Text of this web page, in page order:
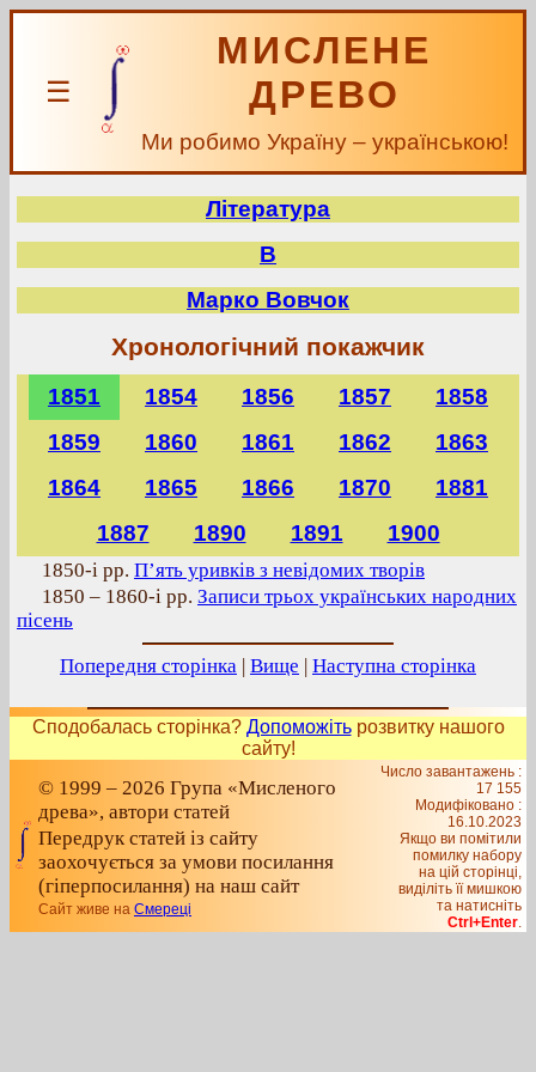
☰
МИСЛЕНЕ
ДРЕВО
Ми робимо Україну – українською!
Література
В
Марко Вовчок
Хронологічний покажчик
1851 1854 1856 1857
1858
1859
1860 1861 1862
1863
1864
1865 1866 1870
1881
1887
1890 1891 1900
1850-і рр. П’ять уривків з невідомих творів
1850 – 1860-і рр. Записи трьох українських народних
пісень
Попередня сторінка | Вище | Наступна сторінка
Сподобалась сторінка? Допоможітьрозвитку нашого
сайту!
© 1999 – 2026 Група «Мисленого
древа», автори статей
Передрук статей із сайту
заохочується за умови посилання
(гіперпосилання) на наш сайт
Сайт живе на Смереці
Число завантажень :
17 155
Модифіковано :
16.10.2023
Якщо ви помітили
помилку набору
на цiй сторiнцi,
видiлiть її мишкою
та натисніть
Ctrl+Enter.